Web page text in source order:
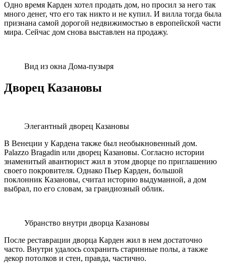
Одно время Карден хотел продать дом, но просил за него так
много денег, что его так никто и не купил. И вилла тогда была
признана самой дорогой недвижимостью в европейской части
мира. Сейчас дом снова выставлен на продажу.
Вид из окна Дома-пузыря
Дворец Казановы
Элегантный дворец Казановы
В Венеции у Кардена также был необыкновенный дом.
Palazzo Bragadin или дворец Казановы. Согласно истории
знаменитый авантюрист жил в этом дворце по приглашению
своего покровителя. Однако Пьер Карден, большой
поклонник Казановы, считал историю выдуманной, а дом
выбрал, по его словам, за грандиозный облик.
Убранство внутри дворца Казановы
После реставрации дворца Карден жил в нем достаточно
часто. Внутри удалось сохранить старинные полы, а также
декор потолков и стен, правда, частично.